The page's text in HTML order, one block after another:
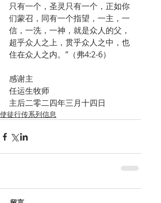
只有一个，圣灵只有一个，正如你
们蒙召，同有一个指望，一主，一
信，一洗，一神，就是众人的父，
超乎众人之上，贯乎众人之中，也
住在众人之内。”（弗4:2-6）
感谢主
任运生牧师
主后二零二四年三月十四日
使徒行传系列信息